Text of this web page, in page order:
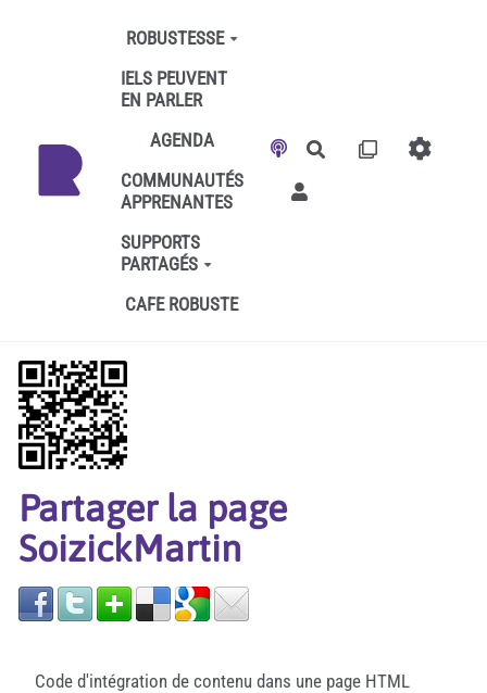
Aller au contenu principal
ROBUSTESSE
IELS PEUVENT
EN PARLER
AGENDA
COMMUNAUTÉS
APPRENANTES
SUPPORTS
PARTAGÉS
CAFE ROBUSTE
Rechercher
Partager la page
SoizickMartin
Code d'intégration de contenu dans une page HTML